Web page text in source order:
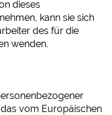
dieses
kann sie sich
des für die
wenden.
vom Europäischen